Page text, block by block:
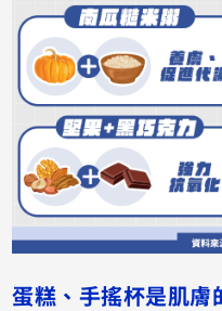
蛋糕、手搖杯是肌膚